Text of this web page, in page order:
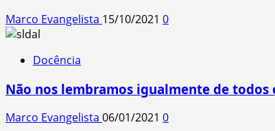
Marco Evangelista 15/10/2021 0
Docência
Não nos lembramos igualmente de todos
Marco Evangelista 06/01/2021 0